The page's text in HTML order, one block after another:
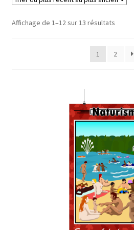
Refund and Returns Policy
Affichage de 1–12 sur 13 résultatsTrié
récent
1 2